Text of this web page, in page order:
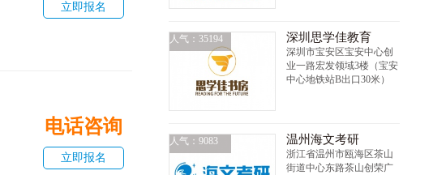
立即报名
电话咨询
立即报名
人气：35194 深圳思学佳教育
深圳市宝安区宝安中心创
业一路宏发领域3楼（宝安
中心地铁站B出口30米）
人气：9083 温州海文考研
浙江省温州市瓯海区茶山
街道中心东路茶山创荣广